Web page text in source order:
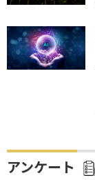
アンケート